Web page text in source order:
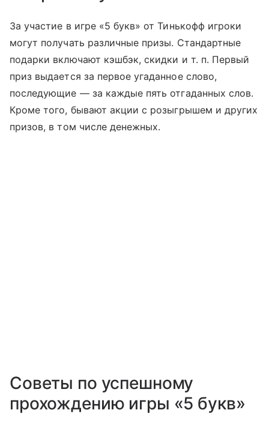
За участие в игре «5 букв» от Тинькофф игроки
могут получать различные призы. Стандартные
подарки включают кэшбэк, скидки и т. п. Первый
приз выдается за первое угаданное слово,
последующие — за каждые пять отгаданных слов.
Кроме того, бывают акции с розыгрышем и других
призов, в том числе денежных.
Советы по успешному
прохождению игры «5 букв»